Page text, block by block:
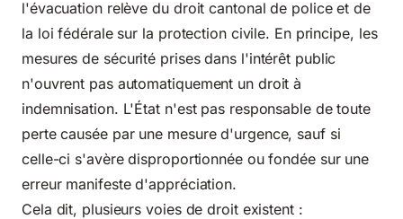
l'évacuation relève du droit cantonal de police et de
la loi fédérale sur la protection civile. En principe, les
mesures de sécurité prises dans l'intérêt public
n'ouvrent pas automatiquement un droit à
indemnisation. L'État n'est pas responsable de toute
perte causée par une mesure d'urgence, sauf si
celle-ci s'avère disproportionnée ou fondée sur une
erreur manifeste d'appréciation.
Cela dit, plusieurs voies de droit existent :